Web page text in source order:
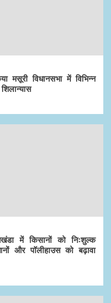
मसूरी विधानसभा में विभिन्न
में किसानों को निःशुल्क
और पॉलीहाउस को बढ़ावा